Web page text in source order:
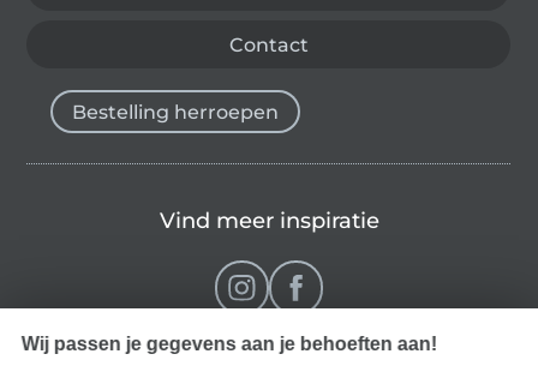
Contact
Bestelling herroepen
Vind meer inspiratie
Wij passen je gegevens aan je behoeften aan!